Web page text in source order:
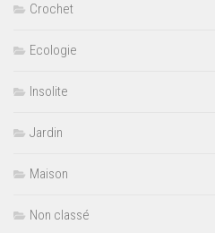
Crochet
Ecologie
Insolite
Jardin
Maison
Non classé